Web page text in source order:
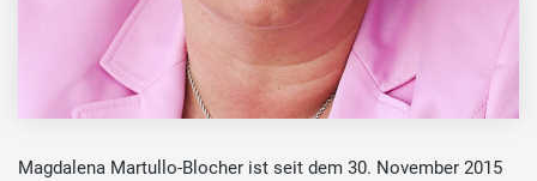
Magdalena Martullo-Blocher ist seit dem 30. November 2015